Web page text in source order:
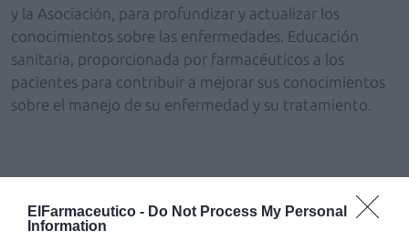
ElFarmaceutico - Do Not Process My Personal
Information
y la Asociación, para profundizar y actualizar los
conocimientos sobre las enfermedades. Educación
sanitaria, proporcionada por farmacéuticos a los
pacientes para contribuir a mejorar sus conocimientos
sobre el manejo de su enfermedad y su tratamiento.
Este año 2023 el galardón ha recaído en la Asociación